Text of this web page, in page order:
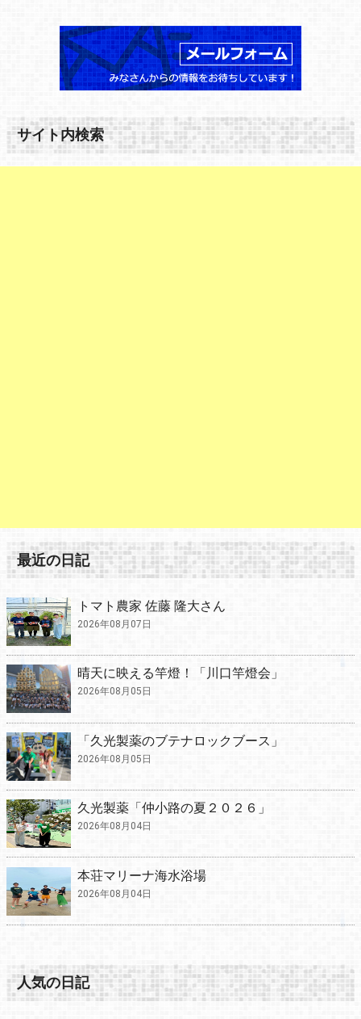
サイト内検索
最近の日記
トマト農家 佐藤 隆大さん
2026年08月07日
晴天に映える竿燈！「川口竿燈会」
2026年08月05日
「久光製薬のブテナロックブース」
2026年08月05日
久光製薬「仲小路の夏２０２６」
2026年08月04日
本荘マリーナ海水浴場
2026年08月04日
人気の日記